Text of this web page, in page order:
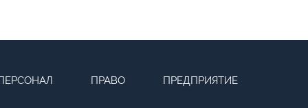
ПРАВО ПРЕДПРИЯТИЕ